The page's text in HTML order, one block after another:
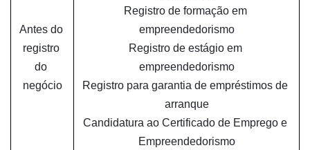
Antes do
registro
do
negócio
Registro de formação em
empreendedorismo
Registro de estágio em
empreendedorismo
Registro para garantia de empréstimos de
arranque
Candidatura ao Certificado de Emprego e
Empreendedorismo